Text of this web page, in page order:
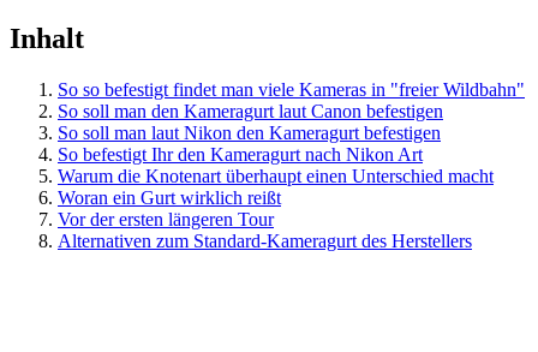
Inhalt
So so befestigt findet man viele Kameras in "freier Wildbahn"
So soll man den Kameragurt laut Canon befestigen
So soll man laut Nikon den Kameragurt befestigen
So befestigt Ihr den Kameragurt nach Nikon Art
Warum die Knotenart überhaupt einen Unterschied macht
Woran ein Gurt wirklich reißt
Vor der ersten längeren Tour
Alternativen zum Standard-Kameragurt des Herstellers